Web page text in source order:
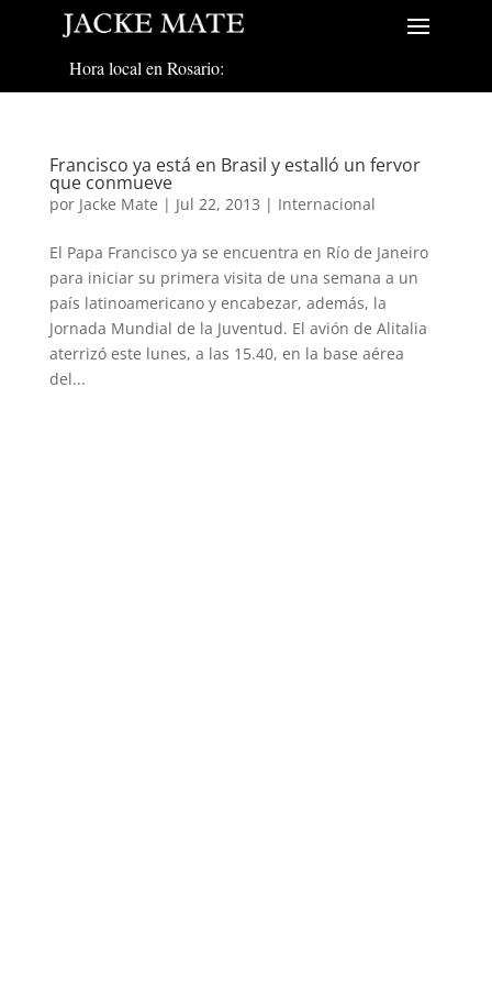
Hora local en Rosario:
Francisco ya está en Brasil y estalló un fervor
que conmueve
por Jacke Mate | Jul 22, 2013 | Internacional
El Papa Francisco ya se encuentra en Río de Janeiro
para iniciar su primera visita de una semana a un
país latinoamericano y encabezar, además, la
Jornada Mundial de la Juventud. El avión de Alitalia
aterrizó este lunes, a las 15.40, en la base aérea
del...